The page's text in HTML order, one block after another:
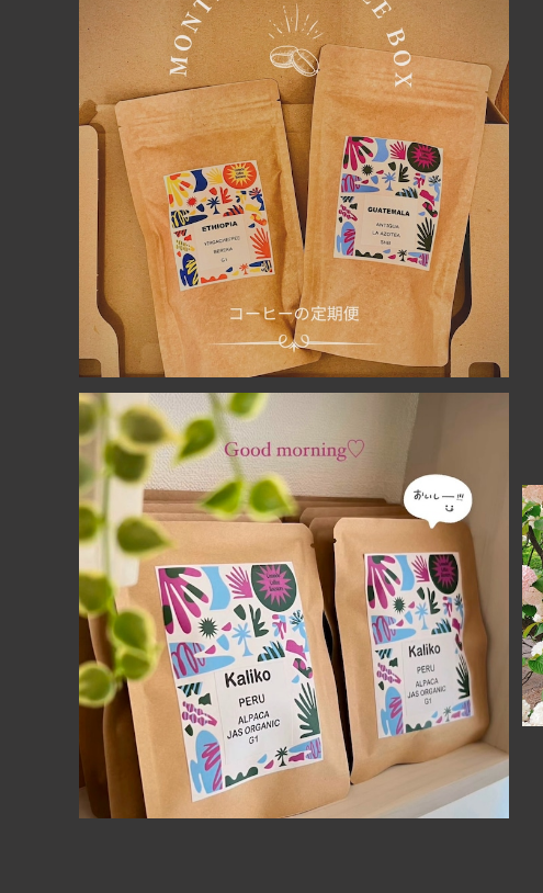
【珈琲定期便】（豆のまま）2袋計200ｇ 1ヶ月でやめて
もOK
¥1,500
【ドリップバッグ10個セット】1袋13g も入ってお得なセッ
ト
¥2,500